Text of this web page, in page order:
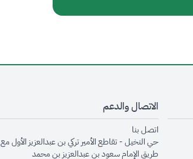
الاتصال والدعم
اتصل بنا
حي النخيل - تقاطع الأمير تركي بن عبدالعزيز الأول مع
طريق الإمام سعود بن عبدالعزيز بن محمد